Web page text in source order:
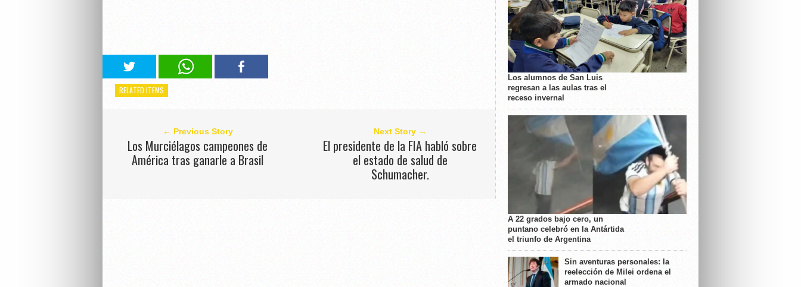
RELATED ITEMS
← Previous Story
Los Murciélagos campeones de
América tras ganarle a Brasil
Next Story →
El presidente de la FIA habló sobre
el estado de salud de
Schumacher.
Los alumnos de San Luis
regresan a las aulas tras el
receso invernal
A 22 grados bajo cero, un
puntano celebró en la Antártida
el triunfo de Argentina
Sin aventuras personales: la
reelección de Milei ordena el
armado nacional